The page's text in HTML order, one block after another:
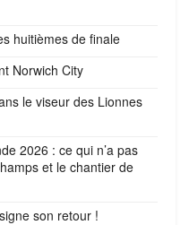
huitièmes de finale
Norwich City
le viseur des Lionnes
2026 : ce qui n’a pas
et le chantier de
son retour !